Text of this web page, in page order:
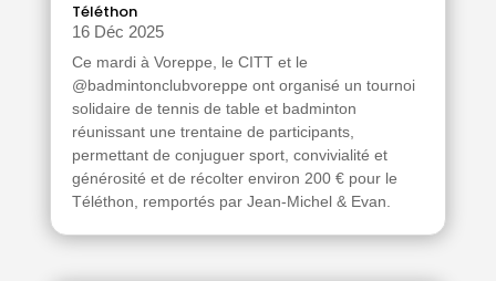
Téléthon
16 Déc 2025
Ce mardi à Voreppe, le CITT et le
@badmintonclubvoreppe ont organisé un tournoi
solidaire de tennis de table et badminton
réunissant une trentaine de participants,
permettant de conjuguer sport, convivialité et
générosité et de récolter environ 200 € pour le
Téléthon, remportés par Jean-Michel & Evan.